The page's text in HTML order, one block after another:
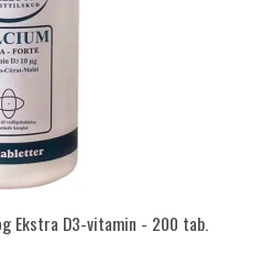
Ekstra D3-vitamin - 200 tab.